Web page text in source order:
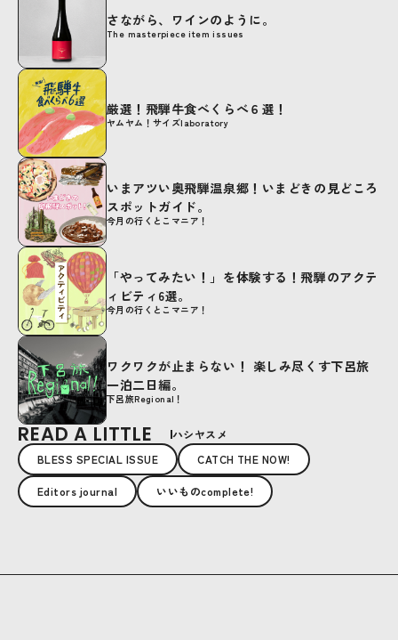
The masterpiece item issues
さながら、ワインのように。
ヤムヤム！サイズlaboratory
厳選！飛騨牛食べくらべ６選！
今月の行くとこマニア！
いまアツい奥飛騨温泉郷！いまどきの見どころ
スポットガイド。
今月の行くとこマニア！
「やってみたい！」を体験する！飛騨のアクテ
ィビティ6選。
下呂旅Regional！
ワクワクが止まらない！ 楽しみ尽くす下呂旅
一泊二日編。
READ A LITTLE
ハシヤスメ
BLESS SPECIAL ISSUE
CATCH THE NOW!
Editors journal いいものcomplete!